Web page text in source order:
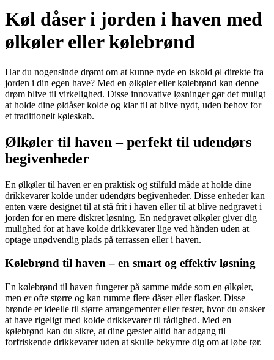
Køl dåser i jorden i haven med
ølkøler eller kølebrønd
Har du nogensinde drømt om at kunne nyde en iskold øl direkte fra
jorden i din egen have? Med en ølkøler eller kølebrønd kan denne
drøm blive til virkelighed. Disse innovative løsninger gør det muligt
at holde dine øldåser kolde og klar til at blive nydt, uden behov for
et traditionelt køleskab.
Ølkøler til haven – perfekt til udendørs
begivenheder
En ølkøler til haven er en praktisk og stilfuld måde at holde dine
drikkevarer kolde under udendørs begivenheder. Disse enheder kan
enten være designet til at stå frit i haven eller til at blive nedgravet i
jorden for en mere diskret løsning. En nedgravet ølkøler giver dig
mulighed for at have kolde drikkevarer lige ved hånden uden at
optage unødvendig plads på terrassen eller i haven.
Kølebrønd til haven – en smart og effektiv løsning
En kølebrønd til haven fungerer på samme måde som en ølkøler,
men er ofte større og kan rumme flere dåser eller flasker. Disse
brønde er ideelle til større arrangementer eller fester, hvor du ønsker
at have rigeligt med kolde drikkevarer til rådighed. Med en
kølebrønd kan du sikre, at dine gæster altid har adgang til
forfriskende drikkevarer uden at skulle bekymre dig om at løbe tør.